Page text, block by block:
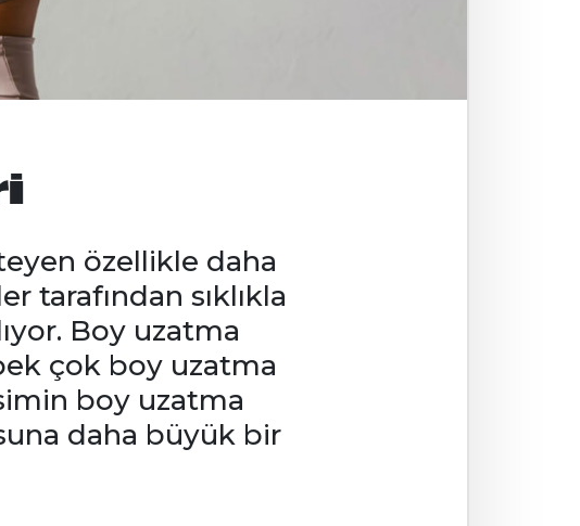
özellikle daha
tarafından sıklıkla
Boy uzatma
çok boy uzatma
boy uzatma
daha büyük bir